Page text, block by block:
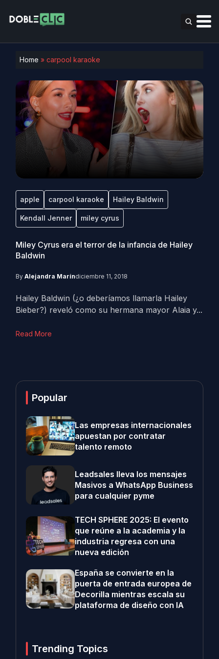
Home » carpool karaoke
apple carpool karaoke Hailey Baldwin
Kendall Jenner miley cyrus
Miley Cyrus era el terror de la infancia de Hailey
Baldwin
By Alejandra Maríndiciembre 11, 2018
Hailey Baldwin (¿o deberíamos llamarla Hailey
Bieber?) reveló como su hermana mayor Alaia y...
Read More
Popular
Las empresas internacionales
apuestan por contratar
talento remoto
Leadsales lleva los mensajes
Masivos a WhatsApp Business
para cualquier pyme
TECH SPHERE 2025: El evento
que reúne a la academia y la
industria regresa con una
nueva edición
España se convierte en la
puerta de entrada europea de
Decorilla mientras escala su
plataforma de diseño con IA
Trending Topics